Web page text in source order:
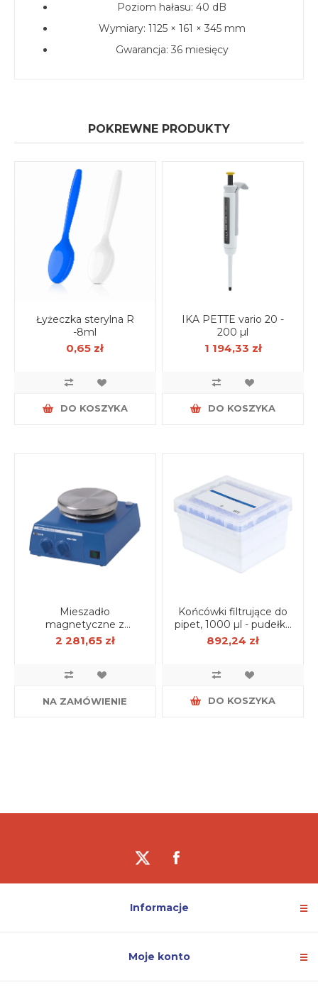
Poziom hałasu: 40 dB
Wymiary: 1125 × 161 × 345 mm
Gwarancja: 36 miesięcy
POKREWNE PRODUKTY
Łyżeczka sterylna R
-8ml
0,65 zł
DO KOSZYKA
IKA PETTE vario 20 -
200 µl
1 194,33 zł
DO KOSZYKA
Mieszadło
magnetyczne z
grzaniem RH basic 2
2 281,65 zł
NA ZAMÓWIENIE
Końcówki filtrujące do
pipet, 1000 µl - pudełko
(1920 szt.)
892,24 zł
DO KOSZYKA
Informacje
Moje konto